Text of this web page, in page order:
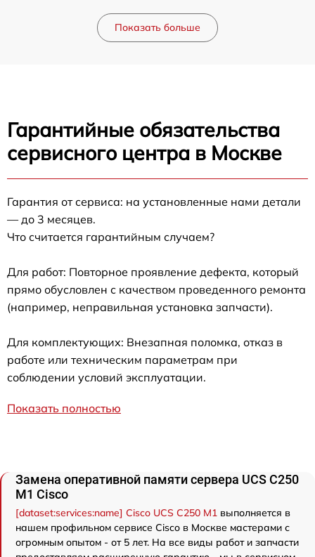
Показать больше
Гарантийные обязательства
сервисного центра в Москве
Гарантия от сервиса: на установленные нами детали
— до 3 месяцев.
Что считается гарантийным случаем?
Для работ: Повторное проявление дефекта, который
прямо обусловлен с качеством проведенного ремонта
(например, неправильная установка запчасти).
Для комплектующих: Внезапная поломка, отказ в
работе или техническим параметрам при
соблюдении условий эксплуатации.
Показать полностью
Замена оперативной памяти сервера UCS C250
M1 Cisco
[dataset:services:name] Cisco UCS C250 M1 выполняется в
нашем профильном сервисе Cisco в Москве мастерами с
огромным опытом - от 5 лет. На все виды работ и запчасти